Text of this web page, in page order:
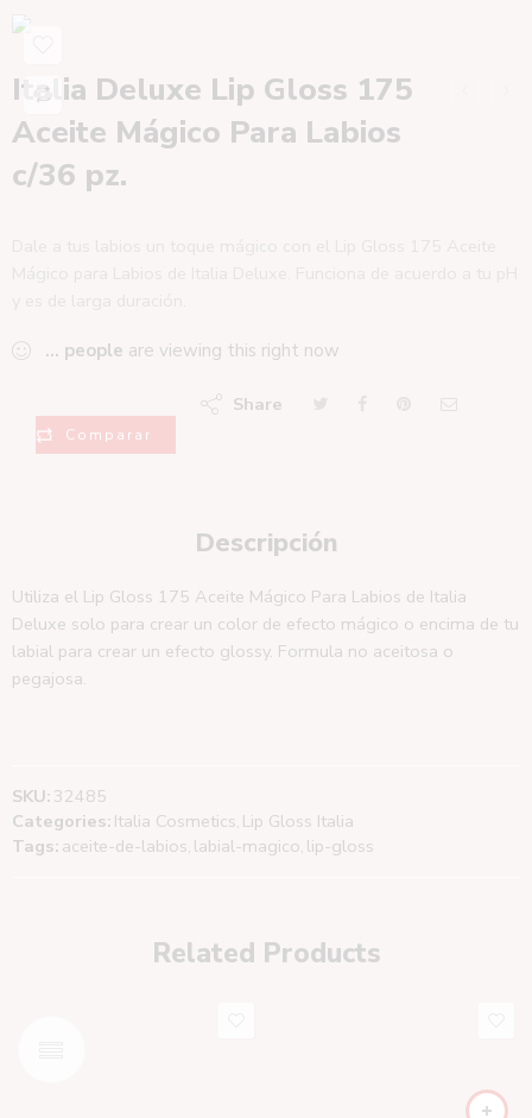
Italia Deluxe Lip Gloss 175
Aceite Mágico Para Labios
c/36 pz.
... people are viewing this right now
Comparar
Share
Descripción
Utiliza el Lip Gloss 175 Aceite Mágico Para Labios de Italia
Deluxe solo para crear un color de efecto mágico o encima de tu
labial para crear un efecto glossy. Formula no aceitosa o
pegajosa.
SKU: 32485
Categories: Italia Cosmetics, Lip Gloss Italia
Tags: aceite-de-labios, labial-magico, lip-gloss
Related Products